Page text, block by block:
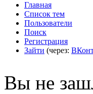
Главная
Список тем
Пользователи
Поиск
Регистрация
Зайти (через:
Вы не